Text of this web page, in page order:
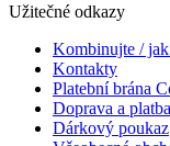
Užitečné odkazy
Kombinujte /
Kontakty
Platební brána
Doprava a platba
Dárkový poukaz